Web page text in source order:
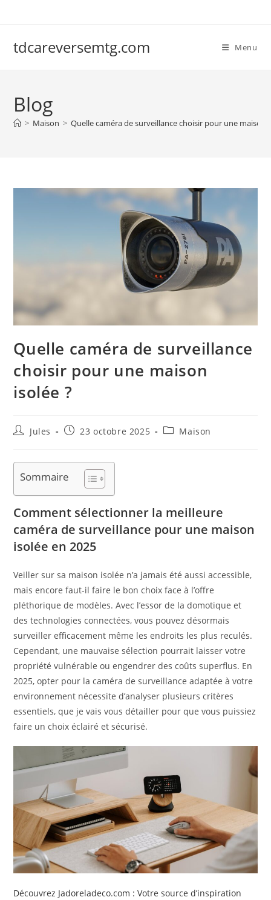
tdcareversemtg.com Menu
Blog
> Maison > Quelle caméra de surveillance choisir pour une maison
Quelle caméra de surveillance
choisir pour une maison
isolée ?
Auteur/autrice
publication :
Jules
Publication
23 octobre 2025
PostMaison
Sommaire
Comment sélectionner la meilleure
caméra de surveillance pour une maison
isolée en 2025
Veiller sur sa maison isolée n’a jamais été aussi accessible,
mais encore faut-il faire le bon choix face à l’offre
pléthorique de modèles. Avec l’essor de la domotique et
des technologies connectées, vous pouvez désormais
surveiller efficacement même les endroits les plus reculés.
Cependant, une mauvaise sélection pourrait laisser votre
propriété vulnérable ou engendrer des coûts superflus. En
2025, opter pour la caméra de surveillance adaptée à votre
environnement nécessite d’analyser plusieurs critères
essentiels, que je vais vous détailler pour que vous puissiez
faire un choix éclairé et sécurisé.
Découvrez Jadoreladeco.com : Votre source d’inspiration